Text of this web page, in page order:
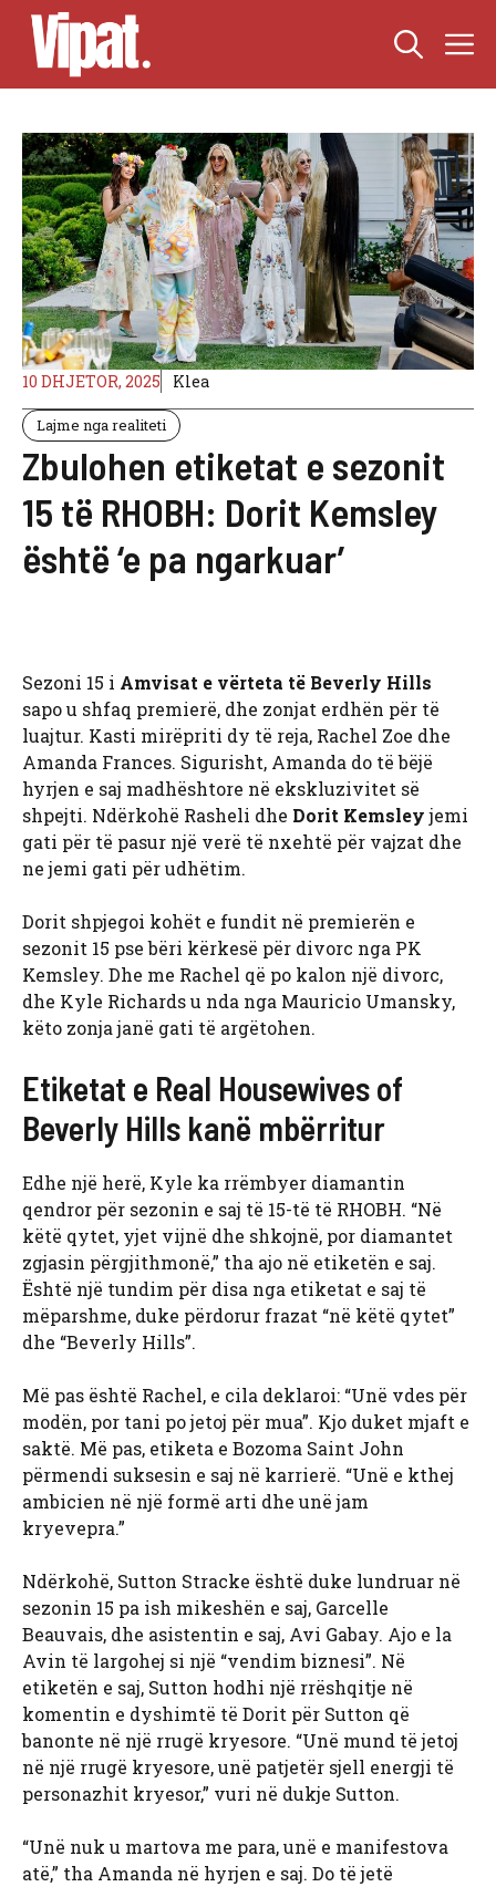
Skip
content
10 DHJETOR, 2025 Klea
Lajme nga realiteti
Zbulohen etiketat e sezonit
15 të RHOBH: Dorit Kemsley
është ‘e pa ngarkuar’
Sezoni 15 i Amvisat e vërteta të Beverly Hills
sapo u shfaq premierë, dhe zonjat erdhën për të
luajtur. Kasti mirëpriti dy të reja, Rachel Zoe dhe
Amanda Frances. Sigurisht, Amanda do të bëjë
hyrjen e saj madhështore në ekskluzivitet së
shpejti. Ndërkohë Rasheli dhe Dorit Kemsleyjemi
gati për të pasur një verë të nxehtë për vajzat dhe
ne jemi gati për udhëtim.
Dorit shpjegoi kohët e fundit në premierën e
sezonit 15 pse bëri kërkesë për divorc nga PK
Kemsley. Dhe me Rachel që po kalon një divorc,
dhe Kyle Richards u nda nga Mauricio Umansky,
këto zonja janë gati të argëtohen.
Etiketat e Real Housewives of
Beverly Hills kanë mbërritur
Edhe një herë, Kyle ka rrëmbyer diamantin
qendror për sezonin e saj të 15-të të RHOBH. “Në
këtë qytet, yjet vijnë dhe shkojnë, por diamantet
zgjasin përgjithmonë,” tha ajo në etiketën e saj.
Është një tundim për disa nga etiketat e saj të
mëparshme, duke përdorur frazat “në këtë qytet”
dhe “Beverly Hills”.
Më pas është Rachel, e cila deklaroi: “Unë vdes për
modën, por tani po jetoj për mua”. Kjo duket mjaft e
saktë. Më pas, etiketa e Bozoma Saint John
përmendi suksesin e saj në karrierë. “Unë e kthej
ambicien në një formë arti dhe unë jam
kryevepra.”
Ndërkohë, Sutton Stracke është duke lundruar në
sezonin 15 pa ish mikeshën e saj, Garcelle
Beauvais, dhe asistentin e saj, Avi Gabay. Ajo e la
Avin të largohej si një “vendim biznesi”. Në
etiketën e saj, Sutton hodhi një rrëshqitje në
komentin e dyshimtë të Dorit për Sutton që
banonte në një rrugë kryesore. “Unë mund të jetoj
në një rrugë kryesore, unë patjetër sjell energji të
personazhit kryesor,” vuri në dukje Sutton.
“Unë nuk u martova me para, unë e manifestova
atë,” tha Amanda në hyrjen e saj. Do të jetë